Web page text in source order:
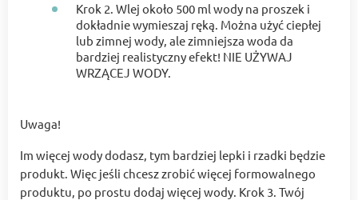
Krok 2. Wlej około 500 ml wody na proszek i
dokładnie wymieszaj ręką. Można użyć ciepłej
lub zimnej wody, ale zimniejsza woda da
bardziej realistyczny efekt! NIE UŻYWAJ
WRZĄCEJ WODY.
Uwaga!
Im więcej wody dodasz, tym bardziej lepki i rzadki będzie
produkt. Więc jeśli chcesz zrobić więcej formowalnego
produktu, po prostu dodaj więcej wody. Krok 3. Twój